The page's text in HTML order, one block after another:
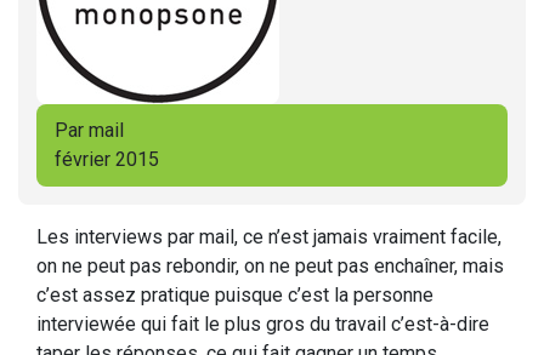
Par mail
février 2015
Les interviews par mail, ce n’est jamais vraiment facile,
on ne peut pas rebondir, on ne peut pas enchaîner, mais
c’est assez pratique puisque c’est la personne
interviewée qui fait le plus gros du travail c’est-à-dire